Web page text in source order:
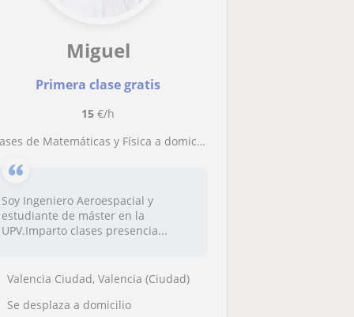
Miguel
Primera clase gratis
15 €/h
de Matemáticas y Física a domicilio en Valencia – Ingeniero Aeroespacial
Soy Ingeniero Aeroespacial y
estudiante de máster en la
UPV.Imparto clases presencia...
Valencia Ciudad, Valencia (Ciudad)
Se desplaza a domicilio